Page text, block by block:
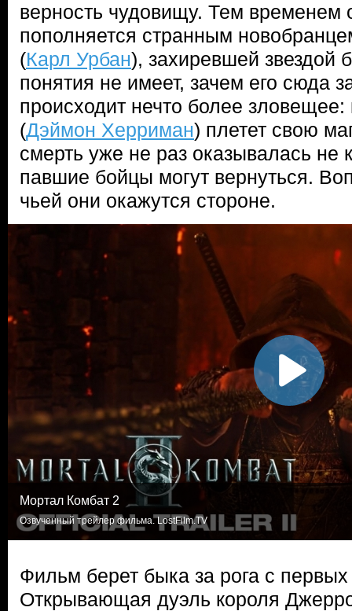
верность чудовищу. Тем временем
пополняется странным
(Карл Урбан), захиревшей звездой
понятия не имеет, зачем его сюда
происходит нечто более
(Дэймон Херриман) плетет свою
смерть уже не раз оказывалась не
павшие бойцы могут вернуться.
чьей они окажутся стороне.
Мортал Комбат 2
Озвученный трейлер фильма. LostFilm.TV
Фильм берет быка за рога с
Открывающая дуэль короля